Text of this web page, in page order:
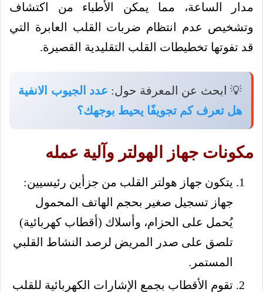
مدار الساعة، مما يمكن الأطباء من اكتشاف
وتشخيص عدم انتظام ضربات القلب العابرة التي
قد تفوتها تخطيطات القلب التقليدية القصيرة.
💡 ابحث عن المعرفة حول: عدد الجيوب الانفية
هل تعرف كم تجويفًا يحيط بوجهك؟
مكونات جهاز الهولتر وآلية عمله
يتكون جهاز هولتر القلب من جزأين رئيسيين:
جهاز تسجيل صغير بحجم الهاتف المحمول
يُحمل على الحزام، وأسلاك (أقطاب كهربائية)
تلصق على صدر المريض لرصد النشاط القلبي
المستمر.
تقوم الأقطاب بجمع الإشارات الكهربائية للقلب